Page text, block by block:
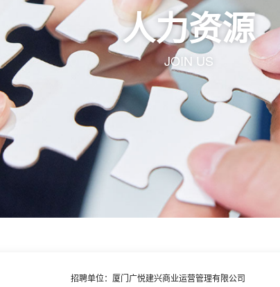
人力资源
JOIN US
招聘单位： 厦门广悦建兴商业运营管理有限公司